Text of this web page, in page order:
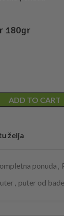
180gr
ADD TO CART
želja
ponuda
puter od